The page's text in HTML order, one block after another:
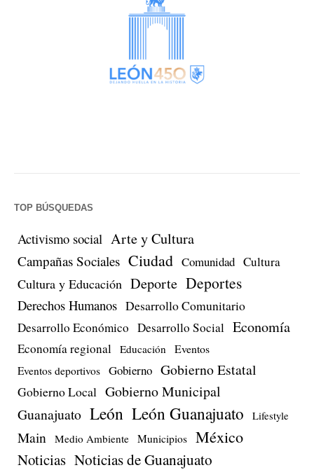
TOP BÚSQUEDAS
Activismo social Arte y Cultura
Campañas Sociales Ciudad Comunidad Cultura
Cultura y Educación Deporte Deportes
Derechos Humanos Desarrollo Comunitario
Desarrollo Económico Desarrollo Social Economía
Economía regional Educación Eventos
Eventos deportivos Gobierno Gobierno Estatal
Gobierno Local Gobierno Municipal
Guanajuato León León Guanajuato Lifestyle
Main Medio Ambiente Municipios México
Noticias Noticias de Guanajuato